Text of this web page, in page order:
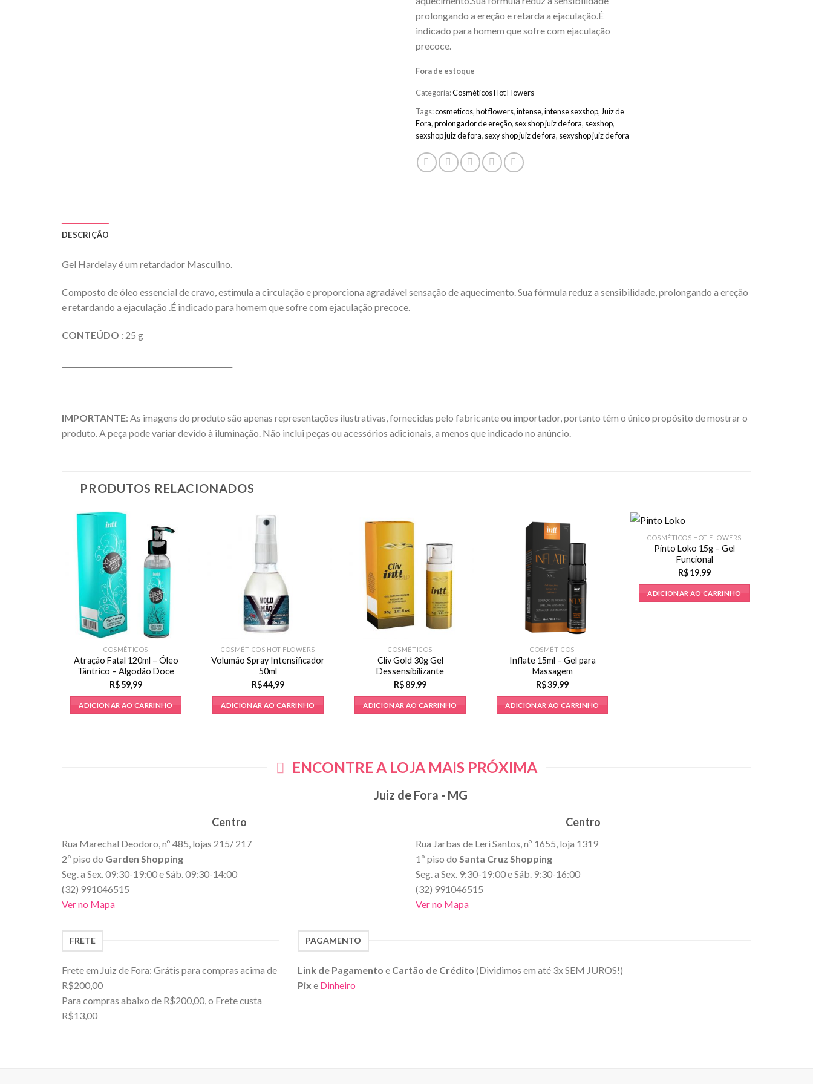
prolongando a ereção e retarda a ejaculação.É
indicado para homem que sofre com ejaculação
precoce.
Fora de estoque
Categoria:Cosméticos Hot Flowers
Tags:cosmeticos,hot flowers,intense,intense sexshop,Juiz de
Fora,prolongador de ereção, sex shop juiz de fora, sexshop,
sexshop juiz de fora, sexy shop juiz de fora, sexyshop juiz de fora
DESCRIÇÃO
Gel Hardelay é um retardador Masculino.
Composto de óleo essencial de cravo, estimula a circulação e proporciona agradável sensação de aquecimento. Sua fórmula reduz a sensibilidade, prolongando a ereção
e retardando a ejaculação .É indicado para homem que sofre com ejaculação precoce.
CONTEÚDO : 25 g
IMPORTANTE: As imagens do produto são apenas representações ilustrativas, fornecidas pelo fabricante ou importador, portanto têm o único propósito de mostrar o
produto. A peça pode variar devido à iluminação. Não inclui peças ou acessórios adicionais, a menos que indicado no anúncio.
PRODUTOS RELACIONADOS
COSMÉTICOS
Atração Fatal 120ml – Óleo
Tântrico – Algodão Doce
R$ 59,99
ADICIONAR AO CARRINHO
COSMÉTICOS HOT FLOWERS
Volumão Spray Intensificador
50ml
R$44,99
ADICIONAR AO CARRINHO
COSMÉTICOS
Cliv Gold 30g Gel
Dessensibilizante
R$ 89,99
ADICIONAR AO CARRINHO
COSMÉTICOS
Inflate 15ml – Gel para
Massagem
R$39,99
ADICIONAR AO CARRINHO
COSMÉTICOS HOT FLOWERS
Pinto Loko 15g – Gel
Funcional
R$ 19,99
ADICIONAR AO CARRINHO
ENCONTRE A LOJA MAIS PRÓXIMA
Juiz de Fora - MG
Centro
Rua Marechal Deodoro, nº 485, lojas 215/ 217
2º piso do Garden Shopping
Seg. a Sex. 09:30-19:00 e Sáb. 09:30-14:00
(32) 991046515
Ver no Mapa
Centro
Rua Jarbas de Leri Santos, nº 1655, loja 1319
1º piso do Santa Cruz Shopping
Seg. a Sex. 9:30-19:00 e Sáb. 9:30-16:00
(32) 991046515
Ver no Mapa
FRETE
Frete em Juiz de Fora: Grátis para compras acima de
R$200,00
Para compras abaixo de R$200,00, o Frete custa
R$13,00
PAGAMENTO
Link de Pagamento e Cartão de Crédito (Dividimos em até 3x SEM JUROS!)
Pix e Dinheiro